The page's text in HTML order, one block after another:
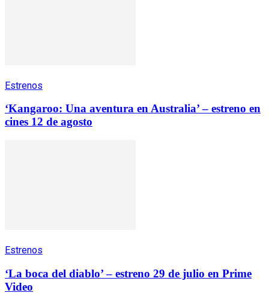
Estrenos
‘Kangaroo: Una aventura en Australia’ – estreno en
cines 12 de agosto
Estrenos
‘La boca del diablo’ – estreno 29 de julio en Prime
Video